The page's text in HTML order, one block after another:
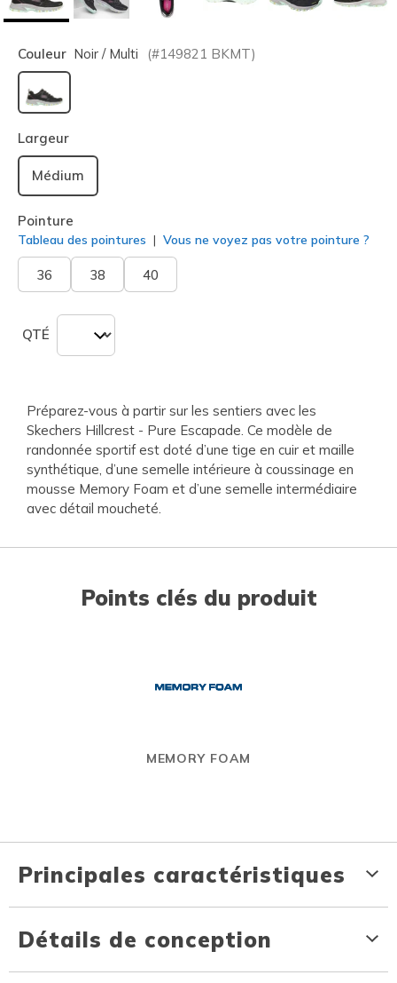
Couleur Noir / Multi (#149821 BKMT)
sélectionné
Largeur
Médium
Pointure
Tableau des pointures Vous ne voyez pas votre pointure ?
36 38 40
QTÉ
Préparez-vous à partir sur les sentiers avec les
Skechers Hillcrest - Pure Escapade. Ce modèle de
randonnée sportif est doté d’une tige en cuir et maille
synthétique, d’une semelle intérieure à coussinage en
mousse Memory Foam et d’une semelle intermédiaire
avec détail moucheté.
Points clés du produit
MEMORY FOAM
Principales caractéristiques
Détails de conception